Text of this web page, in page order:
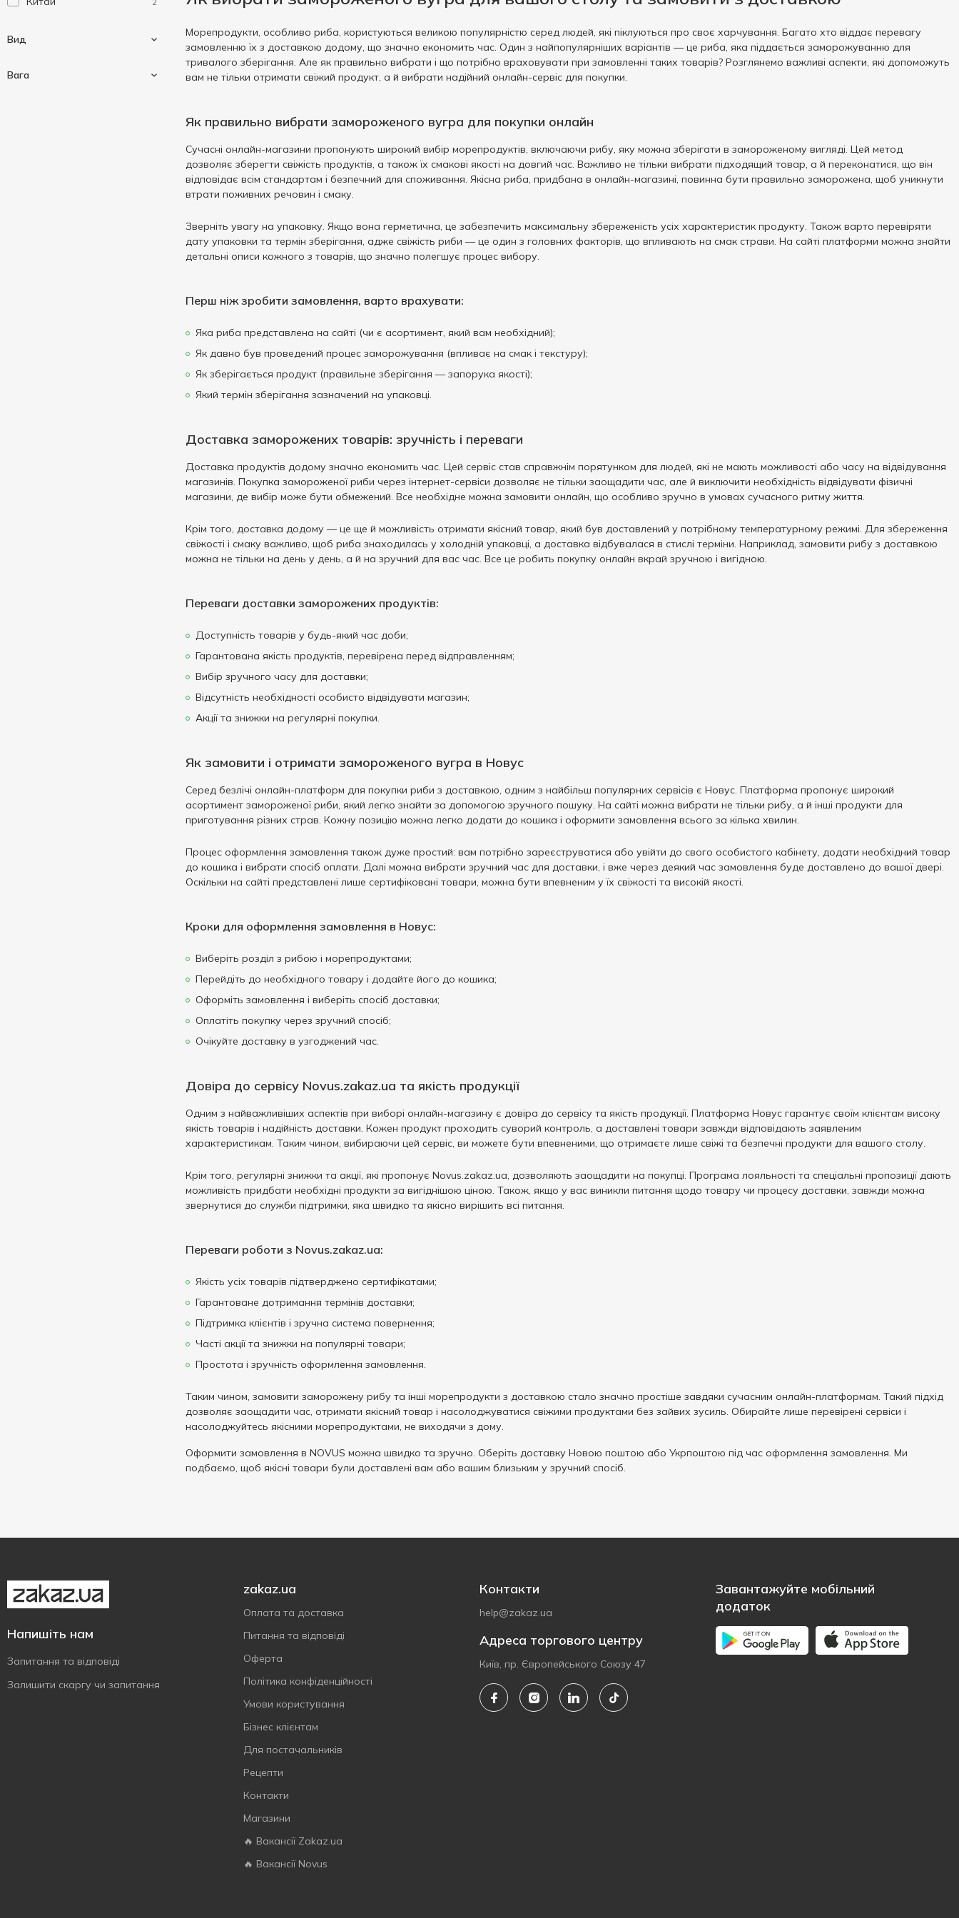
Вид
Вага
Морепродукти, особливо риба, користуються великою популярністю серед людей, які піклуються про своє харчування. Багато хто віддає перевагу
замовленню їх з доставкою додому, що значно економить час. Один з найпопулярніших варіантів — це риба, яка піддається заморожуванню для
тривалого зберігання. Але як правильно вибрати і що потрібно враховувати при замовленні таких товарів? Розглянемо важливі аспекти, які допоможуть
вам не тільки отримати свіжий продукт, а й вибрати надійний онлайн-сервіс для покупки.
Як правильно вибрати замороженого вугра для покупки онлайн
Сучасні онлайн-магазини пропонують широкий вибір морепродуктів, включаючи рибу, яку можна зберігати в замороженому вигляді. Цей метод
дозволяє зберегти свіжість продуктів, а також їх смакові якості на довгий час. Важливо не тільки вибрати підходящий товар, а й переконатися, що він
відповідає всім стандартам і безпечний для споживання. Якісна риба, придбана в онлайн-магазині, повинна бути правильно заморожена, щоб уникнути
втрати поживних речовин і смаку.
Зверніть увагу на упаковку. Якщо вона герметична, це забезпечить максимальну збереженість усіх характеристик продукту. Також варто перевіряти
дату упаковки та термін зберігання, адже свіжість риби — це один з головних факторів, що впливають на смак страви. На сайті платформи можна знайти
детальні описи кожного з товарів, що значно полегшує процес вибору.
Перш ніж зробити замовлення, варто врахувати:
Яка риба представлена на сайті (чи є асортимент, який вам необхідний);
Як давно був проведений процес заморожування (впливає на смак і текстуру);
Як зберігається продукт (правильне зберігання — запорука якості);
Який термін зберігання зазначений на упаковці.
Доставка заморожених товарів: зручність і переваги
Доставка продуктів додому значно економить час. Цей сервіс став справжнім порятунком для людей, які не мають можливості або часу на відвідування
магазинів. Покупка замороженої риби через інтернет-сервіси дозволяє не тільки заощадити час, але й виключити необхідність відвідувати фізичні
магазини, де вибір може бути обмежений. Все необхідне можна замовити онлайн, що особливо зручно в умовах сучасного ритму життя.
Крім того, доставка додому — це ще й можливість отримати якісний товар, який був доставлений у потрібному температурному режимі. Для збереження
свіжості і смаку важливо, щоб риба знаходилась у холодній упаковці, а доставка відбувалася в стислі терміни. Наприклад, замовити рибу з доставкою
можна не тільки на день у день, а й на зручний для вас час. Все це робить покупку онлайн вкрай зручною і вигідною.
Переваги доставки заморожених продуктів:
Доступність товарів у будь-який час доби;
Гарантована якість продуктів, перевірена перед відправленням;
Вибір зручного часу для доставки;
Відсутність необхідності особисто відвідувати магазин;
Акції та знижки на регулярні покупки.
Як замовити і отримати замороженого вугра в Новус
Серед безлічі онлайн-платформ для покупки риби з доставкою, одним з найбільш популярних сервісів є Новус. Платформа пропонує широкий
асортимент замороженої риби, який легко знайти за допомогою зручного пошуку. На сайті можна вибрати не тільки рибу, а й інші продукти для
приготування різних страв. Кожну позицію можна легко додати до кошика і оформити замовлення всього за кілька хвилин.
Процес оформлення замовлення також дуже простий: вам потрібно зареєструватися або увійти до свого особистого кабінету, додати необхідний товар
до кошика і вибрати спосіб оплати. Далі можна вибрати зручний час для доставки, і вже через деякий час замовлення буде доставлено до вашої двері.
Оскільки на сайті представлені лише сертифіковані товари, можна бути впевненим у їх свіжості та високій якості.
Кроки для оформлення замовлення в Новус:
Виберіть розділ з рибою і морепродуктами;
Перейдіть до необхідного товару і додайте його до кошика;
Оформіть замовлення і виберіть спосіб доставки;
Оплатіть покупку через зручний спосіб;
Очікуйте доставку в узгоджений час.
Довіра до сервісу Novus.zakaz.ua та якість продукції
Одним з найважливіших аспектів при виборі онлайн-магазину є довіра до сервісу та якість продукції. Платформа Новус гарантує своїм клієнтам високу
якість товарів і надійність доставки. Кожен продукт проходить суворий контроль, а доставлені товари завжди відповідають заявленим
характеристикам. Таким чином, вибираючи цей сервіс, ви можете бути впевненими, що отримаєте лише свіжі та безпечні продукти для вашого столу.
Крім того, регулярні знижки та акції, які пропонує Novus.zakaz.ua, дозволяють заощадити на покупці. Програма лояльності та спеціальні пропозиції дають
можливість придбати необхідні продукти за вигіднішою ціною. Також, якщо у вас виникли питання щодо товару чи процесу доставки, завжди можна
звернутися до служби підтримки, яка швидко та якісно вирішить всі питання.
Переваги роботи з Novus.zakaz.ua:
Якість усіх товарів підтверджено сертифікатами;
Гарантоване дотримання термінів доставки;
Підтримка клієнтів і зручна система повернення;
Часті акції та знижки на популярні товари;
Простота і зручність оформлення замовлення.
Таким чином, замовити заморожену рибу та інші морепродукти з доставкою стало значно простіше завдяки сучасним онлайн-платформам. Такий підхід
дозволяє заощадити час, отримати якісний товар і насолоджуватися свіжими продуктами без зайвих зусиль. Обирайте лише перевірені сервіси і
насолоджуйтесь якісними морепродуктами, не виходячи з дому.
Оформити замовлення в NOVUS можна швидко та зручно. Оберіть доставку Новою поштою або Укрпоштою під час оформлення замовлення. Ми
подбаємо, щоб якісні товари були доставлені вам або вашим близьким у зручний спосіб.
Напишіть нам
Запитання та відповіді
Залишити скаргу чи запитання
zakaz.ua
Оплата та доставка
Питання та відповіді
Оферта
Політика конфіденційності
Умови користування
Бізнес клієнтам
Для постачальників
Рецепти
Контакти
Магазини
🔥 Вакансії Zakaz.ua
🔥 Вакансії Novus
Контакти
help@zakaz.ua
Адреса торгового центру
Київ, пр. Європейського Союзу 47
Завантажуйте мобільний
додаток